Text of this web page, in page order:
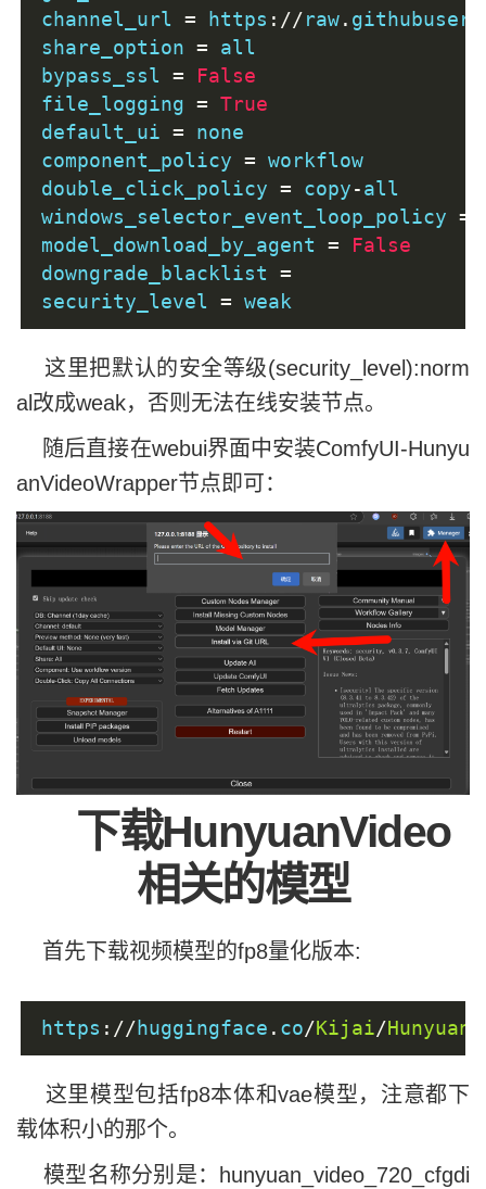
channel_url = https ://raw.
share_option = all
bypass_ssl =
False
file_logging = True
default_ui = none
component_policy = workflow
double_click_policy = copy-all
windows_selector_event_loop_policy =
model_download_by_agent =
False
downgrade_blacklist =
security_level = weak
这里把默认的安全等级(security_level):norm
al改成weak，否则无法在线安装节点。
随后直接在webui界面中安装ComfyUI-Hunyu
anVideoWrapper节点即可：
下载HunyuanVideo
相关的模型
首先下载视频模型的fp8量化版本:
https ://huggingface . co/Kijai/
这里模型包括fp8本体和vae模型，注意都下
载体积小的那个。
模型名称分别是：hunyuan_video_720_cfgdi